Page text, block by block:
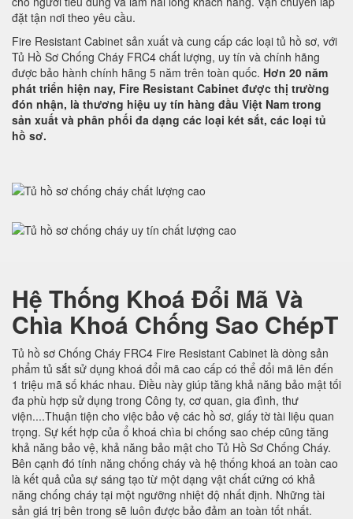
đặt tận nơi theo yêu cầu.
Fire Resistant Cabinet sản xuất và cung cấp các loại tủ hồ sơ, với
Tủ Hồ Sơ Chống Cháy FRC4 chất lượng, uy tín và chính hãng
được bảo hành chính hãng 5 năm trên toàn quốc. Hơn 20 năm
phát triển hiện nay, Fire Resistant Cabinet được thị trường
đón nhận, là thương hiệu uy tín hàng đầu Việt Nam trong
sản xuất và phân phối đa dạng các loại két sắt, các loại tủ
hồ sơ.
Hệ Thống Khoá Đổi Mã Và
Chìa Khoá Chống Sao ChépT
Tủ hồ sơ Chống Cháy FRC4 Fire Resistant Cabinet là dòng sản
phẩm tủ sắt sử dụng khoá đổi mã cao cấp có thể đổi mã lên đến
1 triệu mã số khác nhau. Điều này giúp tăng khả năng bảo mật tối
đa phù hợp sử dụng trong Công ty, cơ quan, gia đình, thư
viện....Thuận tiện cho việc bảo vệ các hồ sơ, giấy tờ tài liệu quan
trọng. Sự kết hợp của ổ khoá chìa bi chống sao chép cũng tăng
khả năng bảo vệ, khả năng bảo mật cho Tủ Hồ Sơ Chống Cháy.
Bên cạnh đó tính năng chống cháy và hệ thống khoá an toàn cao
là kết quả của sự sáng tạo từ một dạng vật chất cứng có khả
năng chống cháy tại một ngưỡng nhiệt độ nhất định. Những tài
sản giá trị bên trong sẽ luôn được bảo đảm an toàn tốt nhất.